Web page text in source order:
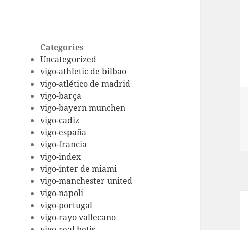
Categories
Uncategorized
vigo-athletic de bilbao
vigo-atlético de madrid
vigo-barça
vigo-bayern munchen
vigo-cadiz
vigo-españa
vigo-francia
vigo-index
vigo-inter de miami
vigo-manchester united
vigo-napoli
vigo-portugal
vigo-rayo vallecano